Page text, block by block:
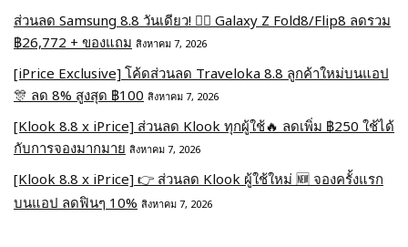
ส่วนลด Samsung 8.8 วันเดียว! ❤️‍🔥 Galaxy Z Fold8/Flip8 ลดรวม
฿26,772 + ของแถม สิงหาคม 7, 2026
[iPrice Exclusive] โค้ดส่วนลด Traveloka 8.8 ลูกค้าใหม่บนแอป
🎊 ลด 8% สูงสุด​ ฿100 สิงหาคม 7, 2026
[Klook 8.8 x iPrice] ส่วนลด Klook ทุกผู้ใช้🔥 ลดเพิ่ม ฿250 ใช้ได้
กับการจองมากมาย สิงหาคม 7, 2026
[Klook 8.8 x iPrice] 👉 ส่วนลด Klook ผู้ใช้ใหม่ 🆕 จองครั้งแรก
บนแอป ลดฟินๆ 10% สิงหาคม 7, 2026